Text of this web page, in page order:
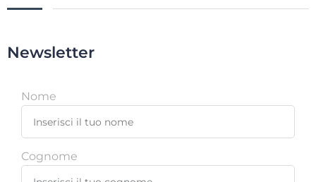
Newsletter
Nome
Cognome